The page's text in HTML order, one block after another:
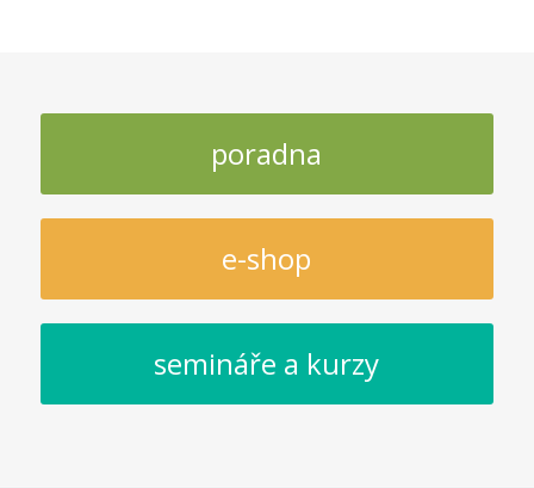
poradna
e-shop
semináře a kurzy